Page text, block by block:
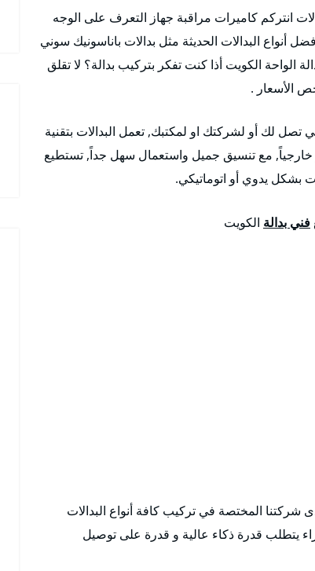
انتركم كاميرات مراقبة جهاز التعرف على الوجه
البدالات الحديثة مثل بدالات باناسونيك سوني
الواحة الكويت أذا كنت تفكر بتركيب بدالة؟ لا تقلق
الأسعار .
تصل لك أو لشركتك او لمكتبك, تعمل البدالات بتقنية
خارجياً, مع تنسيق جميل واستعمال سهل جداً, تستطيع
بشكل يدوي أو اتوماتيكي.
فني بدالة الكويت
شركتنا المختصة في تركيب كافة أنواع البدالات
يتطلب قدرة ذكاء عالية و قدرة على توصيل